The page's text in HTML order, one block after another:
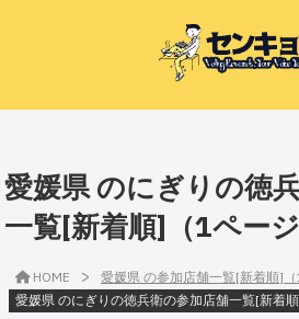
愛媛県 のにぎりの徳
一覧[新着順]（1ページ
HOME > 愛媛県 の参加店舗一覧[新着順]（
愛媛県 のにぎりの徳兵衛の参加店舗一覧[新着順